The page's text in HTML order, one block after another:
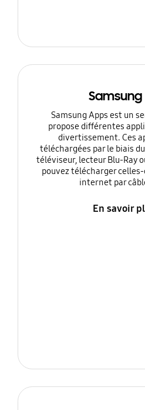
Samsung Apps est un
propose différentes
divertissement. Ces
téléchargées par le biais
téléviseur, lecteur Blu-Ray
pouvez télécharger
internet par
En savoir